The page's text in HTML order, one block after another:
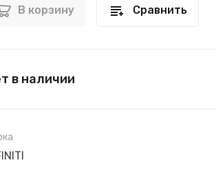
В корзину Сравнить
в наличии